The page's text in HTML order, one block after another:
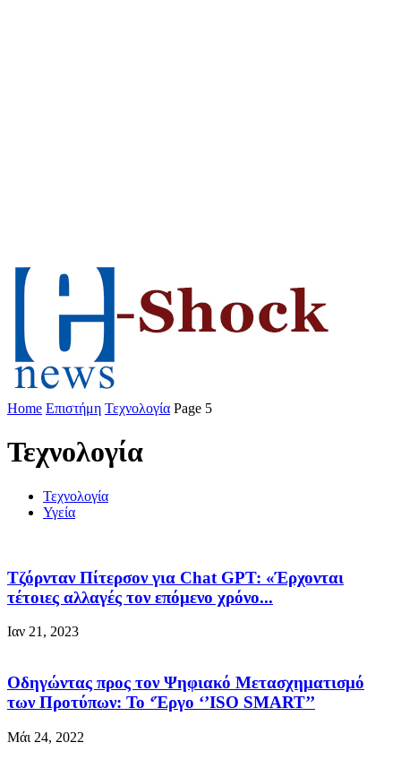
Home Επιστήμη Τεχνολογία Page 5
Τεχνολογία
Τεχνολογία
Υγεία
Τζόρνταν Πίτερσον για Chat GPT: «Έρχονται
τέτοιες αλλαγές τον επόμενο χρόνο...
Ιαν 21, 2023
Οδηγώντας προς τον Ψηφιακό Μετασχηματισμό
των Προτύπων: To ‘Έργο ‘’ΙSO SMART’’
Μάι 24, 2022